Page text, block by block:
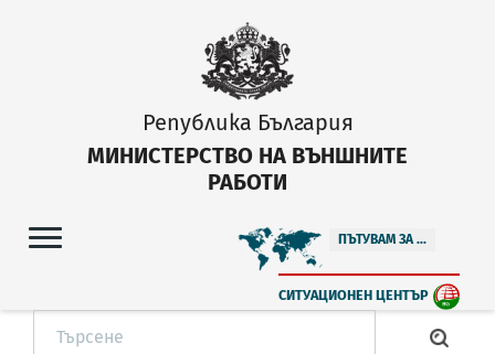
Република България
МИНИСТЕРСТВО НА ВЪНШНИТЕ
РАБОТИ
ПЪТУВАМ ЗА ...
СИТУАЦИОНЕН ЦЕНТЪР